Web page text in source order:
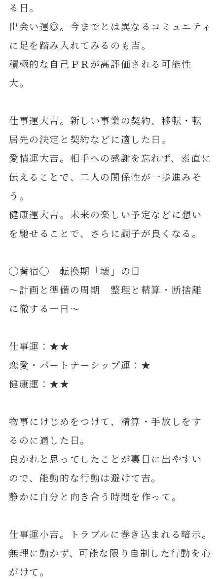
る日。
出会い運◎。今までとは異なるコミュニティ
に足を踏み入れてみるのも吉。
積極的な自己ＰＲが高評価される可能性
大。
仕事運大吉。新しい事業の契約、移転・転
居先の決定と契約などに適した日。
愛情運大吉。相手への感謝を忘れず、素直に
伝えることで、二人の関係性が一歩進みそ
う。
健康運大吉。未来の楽しい予定などに想い
を馳せることで、さらに調子が良くなる。
◯觜宿◯ 転換期「壊」の日
～計画と準備の周期 整理と精算・断捨離
に徹する一日～
仕事運：★★
恋愛・パートナーシップ運：★
健康運：★★
物事にけじめをつけて、精算・手放しをす
るのに適した日。
良かれと思ってしたことが裏目に出やすい
ので、能動的な行動は避けて吉。
静かに自分と向き合う時間を作って。
仕事運小吉。トラブルに巻き込まれる暗示。
無理に動かず、可能な限り自制した行動を心
がけて。